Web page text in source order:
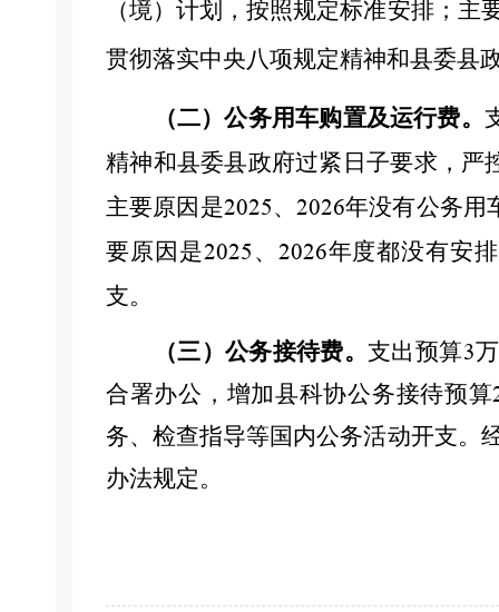
（境）计划，按照规定标准安排；
贯彻落实中央八项规定精神和县委县
（二）公务用车购置及运行费。
精神和县委县政府过紧日子要求，严
主要原因是2025、 2026年没有公务用
要原因是2025 、 2026年度都没有安
支。
（三）公务接待费。支出预算3
合署办公，增加县科协公务接待预算
务、检查指导等国内公务活动开支。
办法规定。